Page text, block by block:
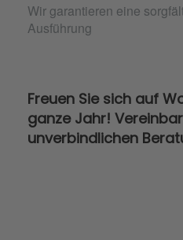
Wir garantieren eine
Ausführung
Freuen Sie sich auf
ganze Jahr!
unverbindlichen